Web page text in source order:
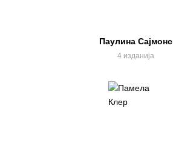
Паулина Сајмонс
4 изданија